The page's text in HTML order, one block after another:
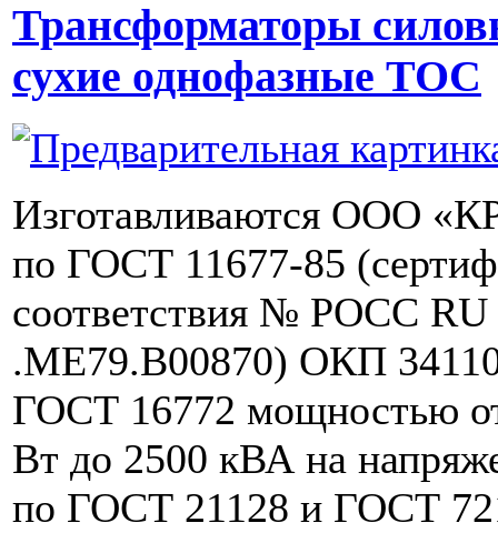
Трансформаторы
сухие однофазные ТОС
Изготавливаются ООО
по ГОСТ 11677-85
соответствия № РОСС RU
.МЕ79.В00870) ОКП
ГОСТ 16772 мощностью
Вт до 2500 кВА на
по ГОСТ 21128 и ГОСТ